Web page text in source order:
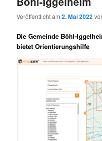
Veröffentlicht am2. Mai 2022
Die Gemeinde Böhl-
bietet Orientierungshilfe